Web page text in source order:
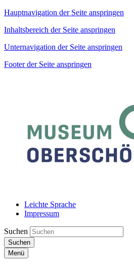
Hauptnavigation der Seite anspringen
Inhaltsbereich der Seite anspringen
Unternavigation der Seite anspringen
Footer der Seite anspringen
Leichte Sprache
Impressum
Suchen
Suchen
Menü